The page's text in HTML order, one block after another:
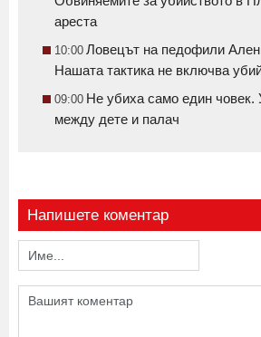
ареста
10:00 Ловецът на педофили
Нашата тактика не включва
09:00 Не убиха само един човек.
между дете и палач
Напишете коментар